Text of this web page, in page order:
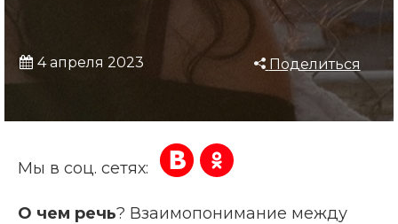
4 апреля 2023 Поделиться
Мы в соц. сетях:
О чем речь? Взаимопонимание между